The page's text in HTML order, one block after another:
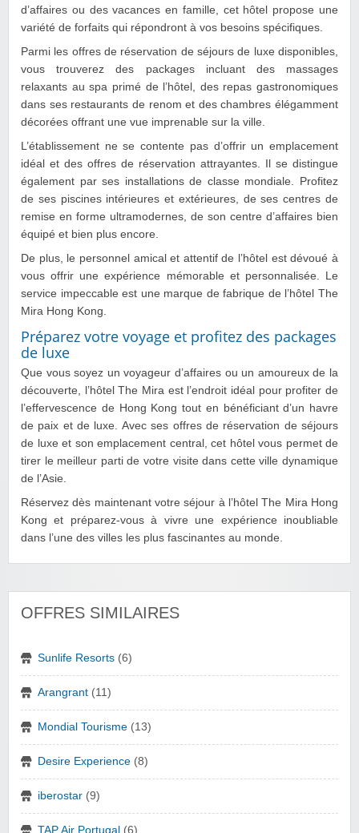
d’affaires ou des vacances en famille, cet hôtel propose une
variété de forfaits qui répondront à vos besoins spécifiques.
Parmi les offres de réservation de séjours de luxe disponibles,
vous trouverez des packages incluant des massages
relaxants au spa primé de l’hôtel, des repas gastronomiques
dans ses restaurants de renom et des chambres élégamment
décorées offrant une vue imprenable sur la ville.
L’établissement ne se contente pas d’offrir un emplacement
idéal et des offres de réservation attrayantes. Il se distingue
également par ses installations de classe mondiale. Profitez
de ses piscines intérieures et extérieures, de ses centres de
remise en forme ultramodernes, de son centre d’affaires bien
équipé et bien plus encore.
De plus, le personnel amical et attentif de l’hôtel est dévoué à
vous offrir une expérience mémorable et personnalisée. Le
service impeccable est une marque de fabrique de l’hôtel The
Mira Hong Kong.
Préparez votre voyage et profitez des packages
de luxe
Que vous soyez un voyageur d’affaires ou un amoureux de la
découverte, l’hôtel The Mira est l’endroit idéal pour profiter de
l’effervescence de Hong Kong tout en bénéficiant d’un havre
de paix et de luxe. Avec ses offres de réservation de séjours
de luxe et son emplacement central, cet hôtel vous permet de
tirer le meilleur parti de votre visite dans cette ville dynamique
de l’Asie.
Réservez dès maintenant votre séjour à l’hôtel The Mira Hong
Kong et préparez-vous à vivre une expérience inoubliable
dans l’une des villes les plus fascinantes au monde.
OFFRES SIMILAIRES
Sunlife Resorts (6)
Arangrant (11)
Mondial Tourisme (13)
Desire Experience (8)
iberostar (9)
TAP Air Portugal (6)